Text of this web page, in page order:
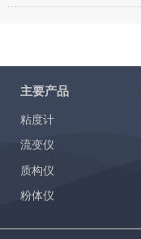
主要产品
粘度计
流变仪
质构仪
粉体仪